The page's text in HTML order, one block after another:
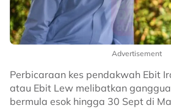
Advertisement
Perbicaraan kes pendakwah Ebit
atau Ebit Lew melibatkan
bermula esok hingga 30 Sept di